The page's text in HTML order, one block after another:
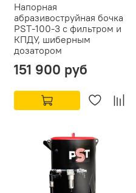
Напорная
абразивоструйная бочка
PST-100-3 с фильтром и
КПДУ, шиберным
дозатором
151 900 руб